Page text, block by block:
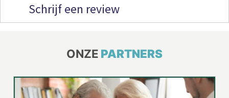
Schrijf een review
ONZE PARTNERS